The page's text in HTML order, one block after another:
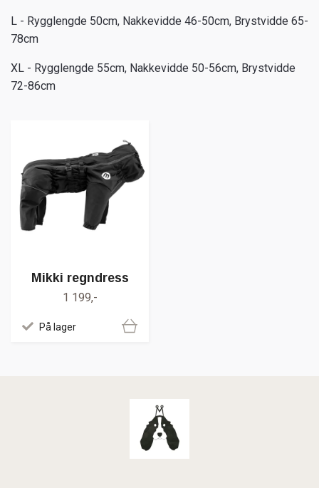
L - Rygglengde 50cm, Nakkevidde 46-50cm, Brystvidde 65-
78cm
XL - Rygglengde 55cm, Nakkevidde 50-56cm, Brystvidde
72-86cm
Mikki regndress
1 199,-
På lager